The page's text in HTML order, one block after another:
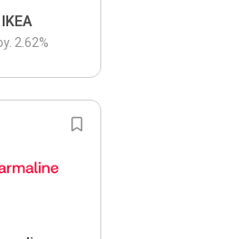
IKEA
2.62%